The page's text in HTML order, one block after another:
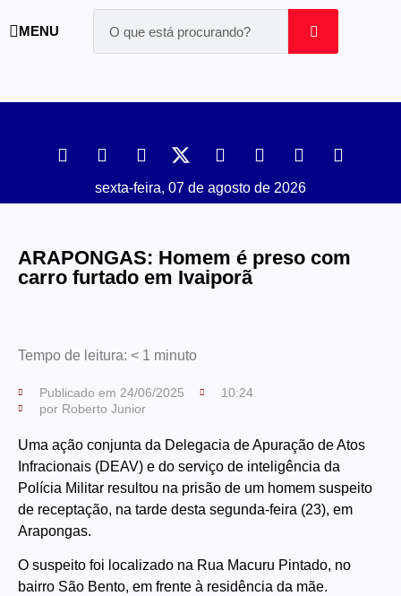
MENU
sexta-feira, 07 de agosto de 2026
ARAPONGAS: Homem é preso com
carro furtado em Ivaiporã
Tempo de leitura: < 1 minuto
Publicado em 24/06/2025
10:24
por Roberto Junior
Uma ação conjunta da Delegacia de Apuração de Atos
Infracionais (DEAV) e do serviço de inteligência da
Polícia Militar resultou na prisão de um homem suspeito
de receptação, na tarde desta segunda-feira (23), em
Arapongas.
O suspeito foi localizado na Rua Macuru Pintado, no
bairro São Bento, em frente à residência da mãe.